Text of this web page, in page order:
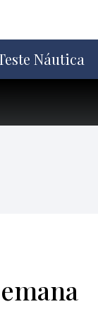
Náutica